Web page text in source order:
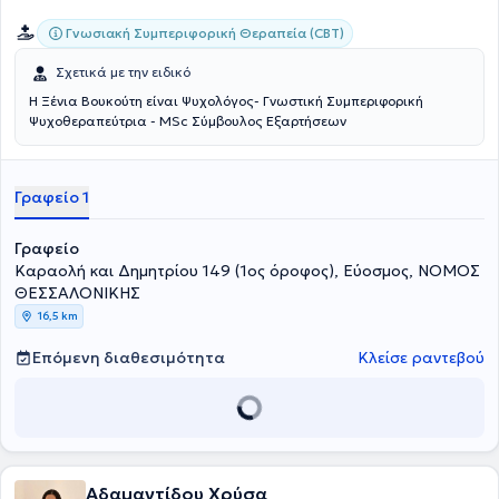
Γνωσιακή Συμπεριφορική Θεραπεία (CBT)
Σχετικά με την ειδικό
Η Ξένια Βουκούτη είναι Ψυχολόγος- Γνωστική Συμπεριφορική
Ψυχοθεραπεύτρια - MSc Σύμβουλος Εξαρτήσεων
Γραφείο 1
Γραφείο
Καραολή και Δημητρίου 149 (1ος όροφος), Εύοσμος, ΝΟΜΟΣ
ΘΕΣΣΑΛΟΝΙΚΗΣ
16,5 km
Επόμενη διαθεσιμότητα Κλείσε ραντεβού
Αδαμαντίδου Χρύσα